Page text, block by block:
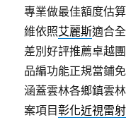
專業做最佳額度估
維依照艾麗斯適合
差別好評推薦卓越
品編功能正規當鋪
涵蓋雲林各鄉鎮雲
案項目彰化近視雷射